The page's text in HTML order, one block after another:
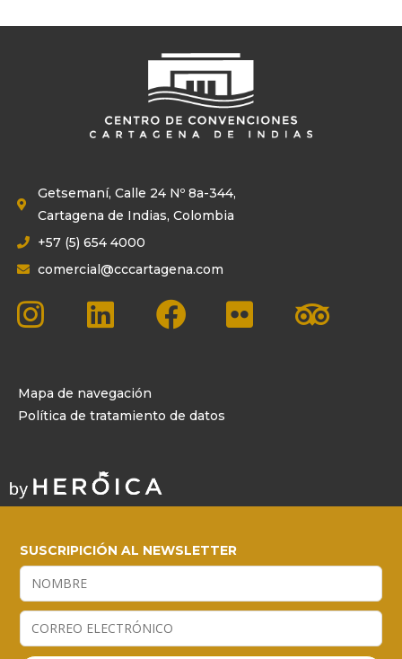
Getsemaní, Calle 24 Nº 8a-344,
Cartagena de Indias, Colombia
+57 (5) 654 4000
comercial@cccartagena.com
Mapa de navegación
Política de tratamiento de datos
SUSCRIPICIÓN AL NEWSLETTER